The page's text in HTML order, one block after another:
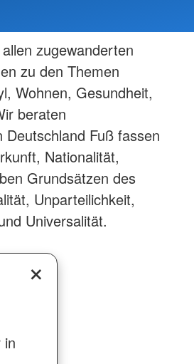
zugewanderten
zu den Themen
Wohnen, Gesundheit,
beraten
Fuß fassen
Nationalität,
Grundsätzen des
Unparteilichkeit,
Universalität.
in